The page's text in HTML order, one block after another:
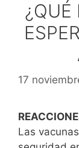
¿QUÉ
17
Las